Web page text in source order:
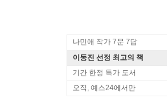
나민애 작가 7문 7답
이동진 선정 최고의 책
기간 한정 특가 도서
오직, 예스24에서만